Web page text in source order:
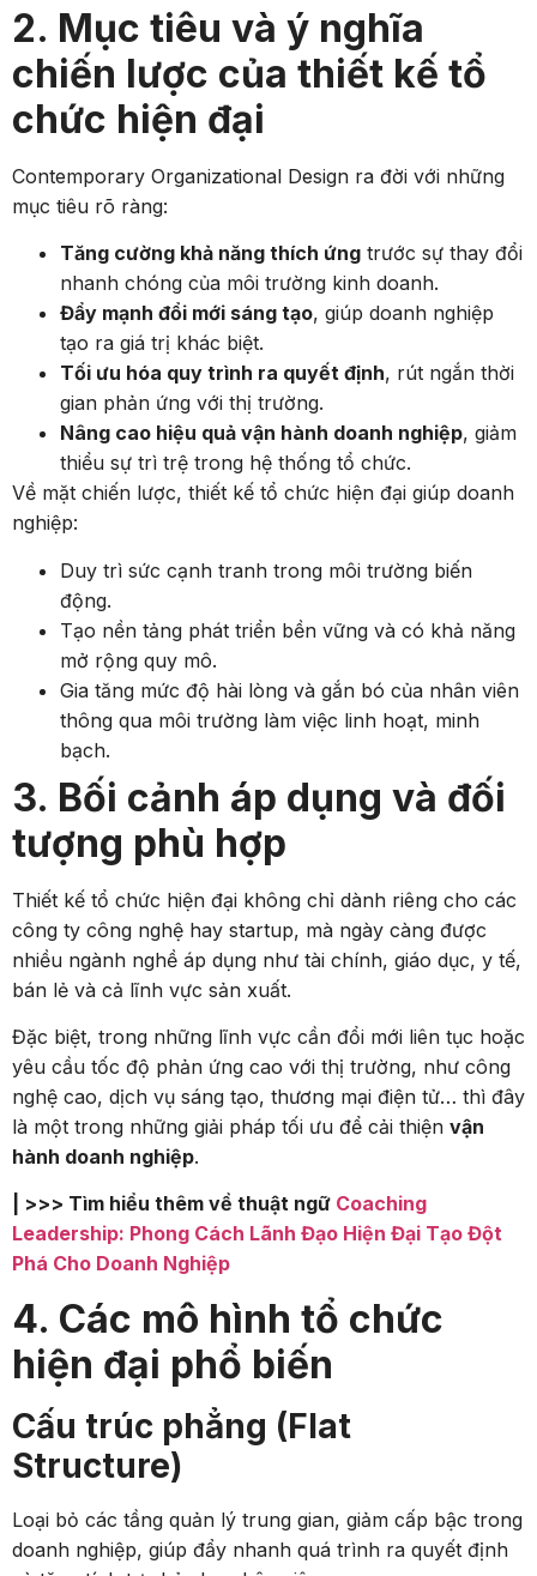
2. Mục tiêu và ý nghĩa
chiến lược của thiết kế tổ
chức hiện đại
Contemporary Organizational Design ra đời với những
mục tiêu rõ ràng:
Tăng cường khả năng thích ứng trước sự thay đổi
nhanh chóng của môi trường kinh doanh.
Đẩy mạnh đổi mới sáng tạo, giúp doanh nghiệp
tạo ra giá trị khác biệt.
Tối ưu hóa quy trình ra quyết định, rút ngắn thời
gian phản ứng với thị trường.
Nâng cao hiệu quả vận hành doanh nghiệp, giảm
thiểu sự trì trệ trong hệ thống tổ chức.
Về mặt chiến lược, thiết kế tổ chức hiện đại giúp doanh
nghiệp:
Duy trì sức cạnh tranh trong môi trường biến
động.
Tạo nền tảng phát triển bền vững và có khả năng
mở rộng quy mô.
Gia tăng mức độ hài lòng và gắn bó của nhân viên
thông qua môi trường làm việc linh hoạt, minh
bạch.
3. Bối cảnh áp dụng và đối
tượng phù hợp
Thiết kế tổ chức hiện đại không chỉ dành riêng cho các
công ty công nghệ hay startup, mà ngày càng được
nhiều ngành nghề áp dụng như tài chính, giáo dục, y tế,
bán lẻ và cả lĩnh vực sản xuất.
Đặc biệt, trong những lĩnh vực cần đổi mới liên tục hoặc
yêu cầu tốc độ phản ứng cao với thị trường, như công
nghệ cao, dịch vụ sáng tạo, thương mại điện tử… thì đây
là một trong những giải pháp tối ưu để cải thiện vận
hành doanh nghiệp.
| >>> Tìm hiểu thêm về thuật ngữ Coaching
Leadership: Phong Cách Lãnh Đạo Hiện Đại Tạo Đột
Phá Cho Doanh Nghiệp
4. Các mô hình tổ chức
hiện đại phổ biến
Cấu trúc phẳng (Flat
Structure)
Loại bỏ các tầng quản lý trung gian, giảm cấp bậc trong
doanh nghiệp, giúp đẩy nhanh quá trình ra quyết định